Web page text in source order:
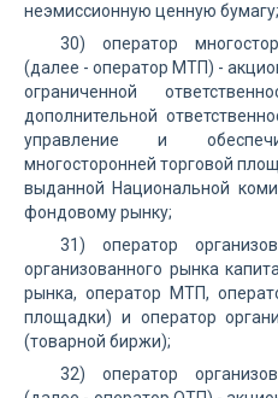
неэмиссионную ценную бумагу;
30) оператор
(далее - оператор МТП) -
ограниченной
дополнительной
управление и
многосторонней торговой
выданной Национальной
фондовому рынку;
31) оператор
организованного рынка
рынка, оператор МТП,
площадки) и оператор
(товарной биржи);
32) оператор